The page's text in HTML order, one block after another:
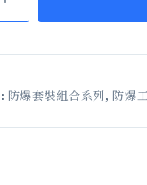
防爆套裝組合系列, 防爆